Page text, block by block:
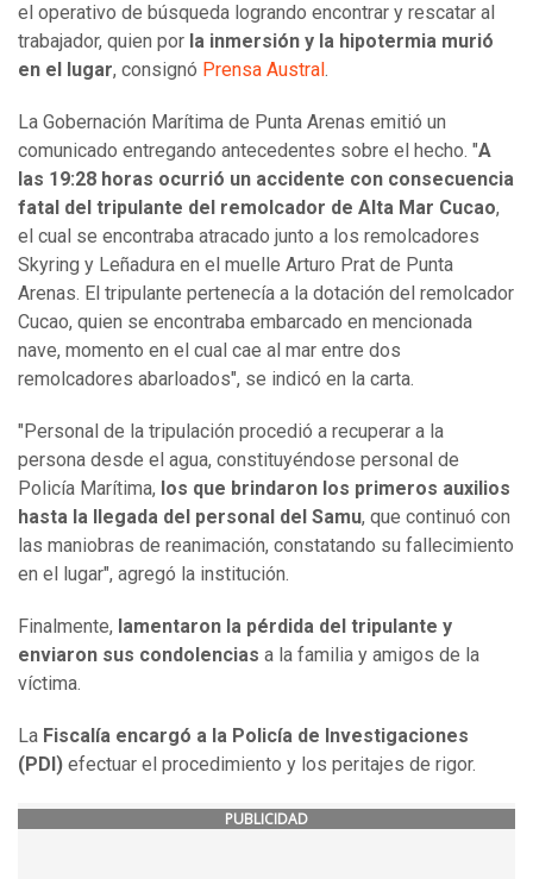
el operativo de búsqueda logrando encontrar y rescatar al
trabajador, quien por la inmersión y la hipotermia murió
en el lugar, consignó Prensa Austral .
La Gobernación Marítima de Punta Arenas emitió un
comunicado entregando antecedentes sobre el hecho. "A
las 19:28 horas ocurrió un accidente con consecuencia
fatal del tripulante del remolcador de Alta Mar Cucao,
el cual se encontraba atracado junto a los remolcadores
Skyring y Leñadura en el muelle Arturo Prat de Punta
Arenas. El tripulante pertenecía a la dotación del remolcador
Cucao, quien se encontraba embarcado en mencionada
nave, momento en el cual cae al mar entre dos
remolcadores abarloados", se indicó en la carta.
"Personal de la tripulación procedió a recuperar a la
persona desde el agua, constituyéndose personal de
Policía Marítima, los que brindaron los primeros auxilios
hasta la llegada del personal del Samu, que continuó con
las maniobras de reanimación, constatando su fallecimiento
en el lugar", agregó la institución.
Finalmente, lamentaron la pérdida del tripulante y
enviaron sus condolencias a la familia y amigos de la
víctima.
La Fiscalía encargó a la Policía de Investigaciones
(PDI) efectuar el procedimiento y los peritajes de rigor.
PUBLICIDAD